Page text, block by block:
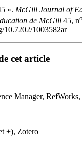
». McGill Journal of
de McGill 45, no
10.7202/1003582ar
cet article
Manager,
+), Zotero